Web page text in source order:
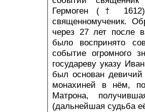
Гермоген (†
священномученик.
через 27 лет после
было воспринято
событие огромного
государеву указу
был основан
монахиней в нём,
Матрона,
(дальнейшая судьба